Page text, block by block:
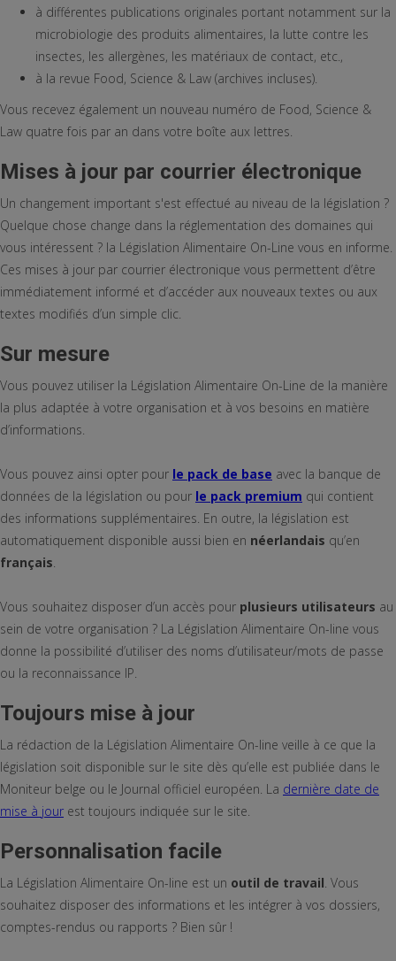
à différentes publications originales portant notamment sur la
microbiologie des produits alimentaires, la lutte contre les
insectes, les allergènes, les matériaux de contact, etc.,
à la revue Food, Science & Law (archives incluses).
Vous recevez également un nouveau numéro de Food, Science &
Law quatre fois par an dans votre boîte aux lettres.
Mises à jour par courrier électronique
Un changement important s'est effectué au niveau de la législation ?
Quelque chose change dans la réglementation des domaines qui
vous intéressent ? la Législation Alimentaire On-Line vous en informe.
Ces mises à jour par courrier électronique vous permettent d’être
immédiatement informé et d’accéder aux nouveaux textes ou aux
textes modifiés d’un simple clic.
Sur mesure
Vous pouvez utiliser la Législation Alimentaire On-Line de la manière
la plus adaptée à votre organisation et à vos besoins en matière
d’informations.
Vous pouvez ainsi opter pour le pack de base avec la banque de
données de la législation ou pour le pack premium qui contient
des informations supplémentaires. En outre, la législation est
automatiquement disponible aussi bien en néerlandais qu’en
français.
Vous souhaitez disposer d’un accès pour plusieurs utilisateurs au
sein de votre organisation ? La Législation Alimentaire On-line vous
donne la possibilité d’utiliser des noms d’utilisateur/mots de passe
ou la reconnaissance IP.
Toujours mise à jour
La rédaction de la Législation Alimentaire On-line veille à ce que la
législation soit disponible sur le site dès qu’elle est publiée dans le
Moniteur belge ou le Journal officiel européen. La dernière date de
mise à jour est toujours indiquée sur le site.
Personnalisation facile
La Législation Alimentaire On-line est un outil de travail. Vous
souhaitez disposer des informations et les intégrer à vos dossiers,
comptes-rendus ou rapports ? Bien sûr !